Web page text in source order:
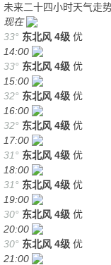
未来二十四小时天气走
现在
33° 东北风 4级 优
14:00
33° 东北风 4级 优
15:00
32° 东北风 4级 优
16:00
32° 东北风 4级 优
17:00
31° 东北风 4级 优
18:00
31° 东北风 4级 优
19:00
30° 东北风 4级 优
20:00
30° 东北风 4级 优
21:00